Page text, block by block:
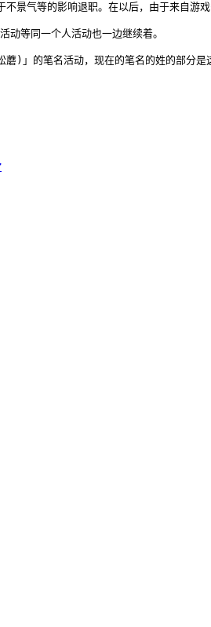
景气等的影响退职。在以后，由于来自
动等同一个人活动也一边继续着。
)」的笔名活动，现在的笔名的姓的部分